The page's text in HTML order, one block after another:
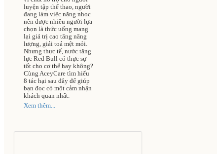
luyện tập thể thao, người
đang làm việc nặng nhọc
nên được nhiều người lựa
chọn là thức uống mang
lại giá trị cao tăng năng
lượng, giải toả mệt mỏi.
Nhưng thực tế, nước tăng
lực Red Bull có thực sự
tốt cho cơ thể hay không?
Cùng AceyCare tìm hiểu
8 tác hại sau đây để giúp
bạn đọc có một cảm nhận
khách quan nhất.
Xem thêm...